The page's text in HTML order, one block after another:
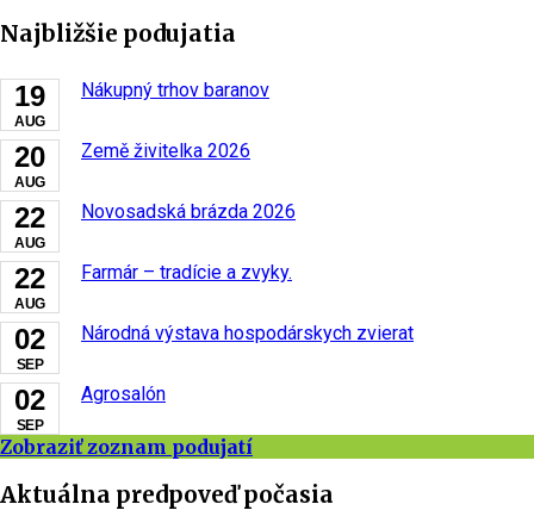
Najbližšie podujatia
19
AUG
Nákupný trhov baranov
20
AUG
Země živitelka 2026
22
AUG
Novosadská brázda 2026
22
AUG
Farmár – tradície a zvyky.
02
SEP
Národná výstava hospodárskych zvierat
02
SEP
Agrosalón
Zobraziť zoznam podujatí
Aktuálna predpoveď počasia